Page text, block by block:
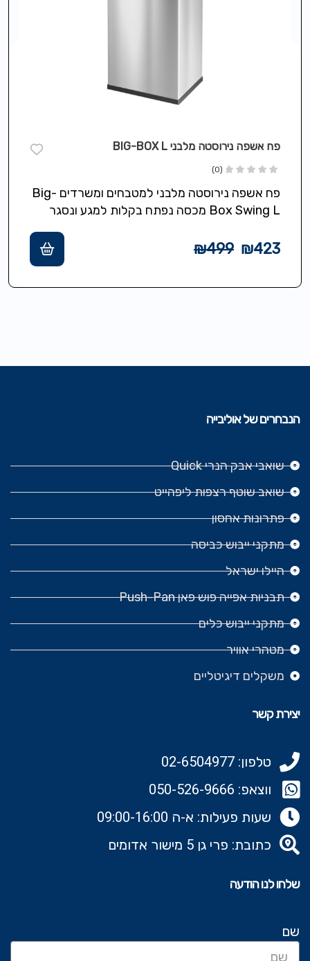
פח אשפה נירוסטה מלבני BIG-BOX L
(0)
פח אשפה נירוסטה מלבני למטבחים ומשרדים Big-
Box Swing L מכסה נפתח בקלות למגע ונסגר
והסתרת…
₪499 ₪423
הנבחרים של אוליבייה
שואבי אבק הנרי Quick
שואב שוטף רצפות ליפהייט
פתרונות אחסון
מתקני ייבוש כביסה
היילו ישראל
תבניות אפייה פוש פאן Push-Pan
מתקני ייבוש כלים
מטהרי אוויר
משקלים דיגיטליים
יצירת קשר
טלפון: 02-6504977
ווצאפ: 050-526-9666‬
שעות פעילות: א-ה 09:00-16:00
כתובת: פרי גן 5 מישור אדומים
שלחו לנו הודעה
שם